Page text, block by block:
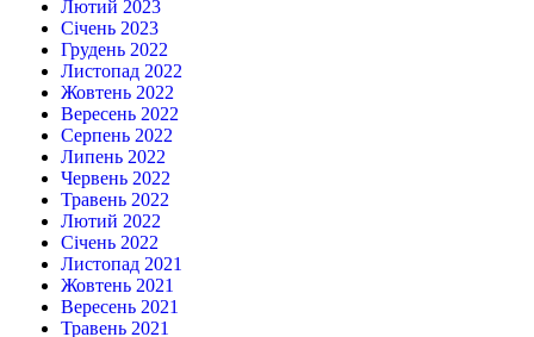
Лютий 2023
Січень 2023
Грудень 2022
Листопад 2022
Жовтень 2022
Вересень 2022
Серпень 2022
Липень 2022
Червень 2022
Травень 2022
Лютий 2022
Січень 2022
Листопад 2021
Жовтень 2021
Вересень 2021
Травень 2021